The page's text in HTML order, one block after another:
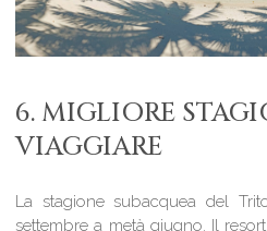
6. MIGLIORE
VIAGGIARE
La stagione subacquea del
settembre a metà giugno. Il